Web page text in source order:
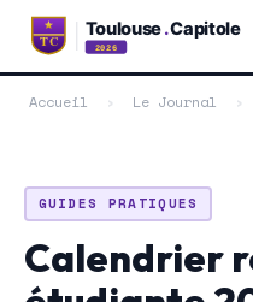
Accueil › Le Journal ›
GUIDES PRATIQUES
Calendrier